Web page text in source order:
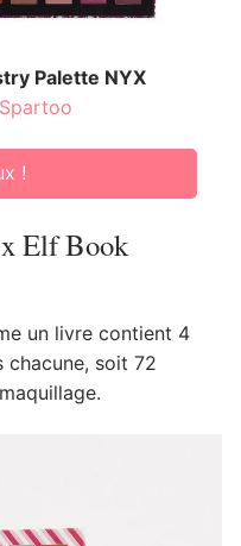
Palette NYX
Spartoo
!
Elf Book
un livre contient 4
chacune, soit 72